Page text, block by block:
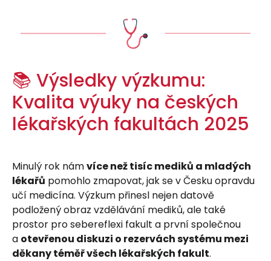
📚 Výsledky výzkumu:
Kvalita výuky na českých
lékařských fakultách 2025
Minulý rok námvíce než tisíc mediků a mladých
lékařů pomohlo zmapovat, jak se v Česku opravdu
učí medicína. Výzkum přinesl nejen datově
podložený obraz vzdělávání mediků, ale také
prostor pro sebereflexi fakult a první společnou
a otevřenou diskuzi o rezervách systému mezi
děkany téměř všech lékařských fakult.